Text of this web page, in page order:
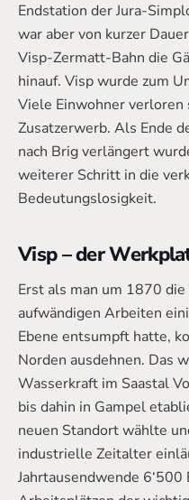
Endstation der Jura-
war aber von kurzer
Visp-Zermatt-Bahn die
hinauf. Visp wurde zum
Viele Einwohner
Zusatzerwerb. Als Ende
nach Brig verlängert
weiterer Schritt in die
Bedeutungslosigkeit.
Visp – der
Erst als man um 1870
aufwändigen Arbeiten
Ebene entsumpft hatte,
Norden ausdehnen. Das
Wasserkraft im Saastal
bis dahin in Gampel
neuen Standort wählte
industrielle Zeitalter
Jahrtausendwende